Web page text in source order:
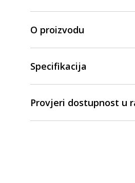
O proizvodu
Specifikacija
Provjeri dostupnost u